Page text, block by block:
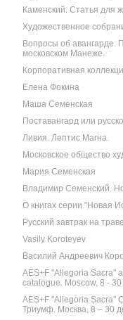
Каменский. Статья для
Художественное
Вопросы об авангарде.
московском Манеже.
Корпоративная
Елена Фокина
Маша Семенская
Поставангард или
Ливия. Лептис Магна.
Московское общество
Мария Семенская
Владимир Семенский.
О книгах серии "Новая
Русский завтрак на траве
Vasily Koroteyev
Василий Андреевич
AES+F "Allegoria Sacra"
catalogue. Moscow, 8 -
AES+F "Allegoria Sacra"
Триумф. Москва, 8 – 30